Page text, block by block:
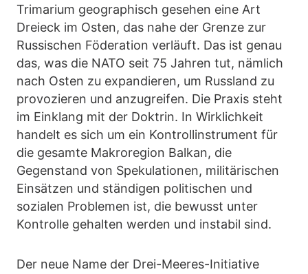
Trimarium geographisch gesehen eine Art
Dreieck im Osten, das nahe der Grenze zur
Russischen Föderation verläuft. Das ist genau
das, was die NATO seit 75 Jahren tut, nämlich
nach Osten zu expandieren, um Russland zu
provozieren und anzugreifen. Die Praxis steht
im Einklang mit der Doktrin. In Wirklichkeit
handelt es sich um ein Kontrollinstrument für
die gesamte Makroregion Balkan, die
Gegenstand von Spekulationen, militärischen
Einsätzen und ständigen politischen und
sozialen Problemen ist, die bewusst unter
Kontrolle gehalten werden und instabil sind.
Der neue Name der Drei-Meeres-Initiative